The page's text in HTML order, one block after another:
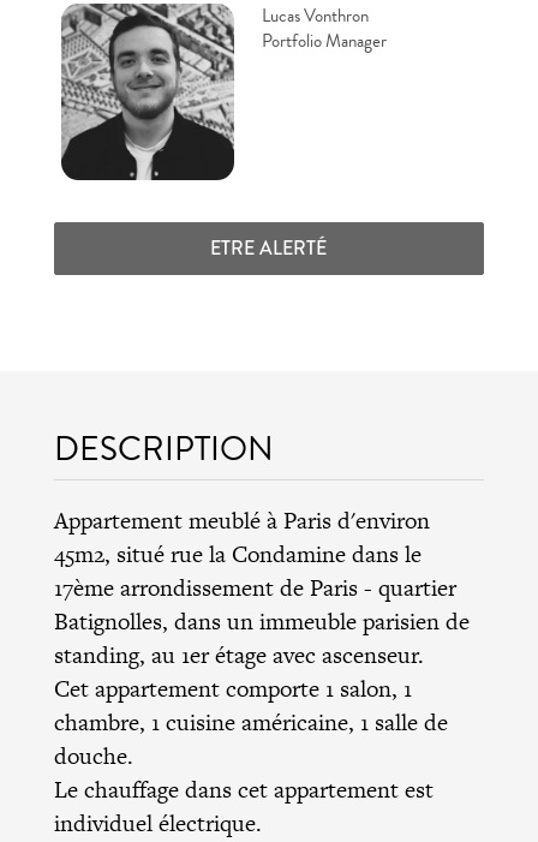
Lucas Vonthron
Portfolio Manager
ETRE ALERTÉ
DESCRIPTION
Appartement meublé à Paris d'environ
45m2, situé rue la Condamine dans le
17ème arrondissement de Paris- quartier
Batignolles, dans un immeuble parisien de
standing, au 1er étage avec ascenseur.
Cet appartement comporte 1 salon, 1
chambre, 1 cuisine américaine, 1 salle de
douche.
Le chauffage dans cet appartement est
individuel électrique.